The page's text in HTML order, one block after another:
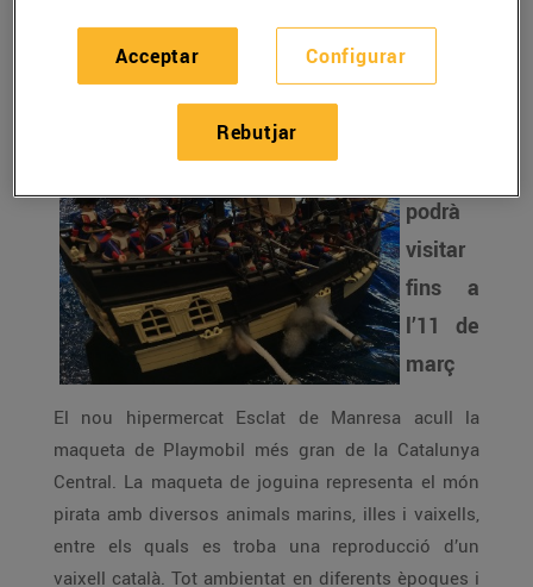
una
podrà
visitar
fins a
l’11 de
març
El nou hipermercat Esclat de Manresa acull la
maqueta de Playmobil més gran de la Catalunya
Central. La maqueta de joguina representa el món
pirata amb diversos animals marins, illes i vaixells,
entre els quals es troba una reproducció d’un
vaixell català. Tot ambientat en diferents èpoques i
Configurar
Rebutjar
Acceptar